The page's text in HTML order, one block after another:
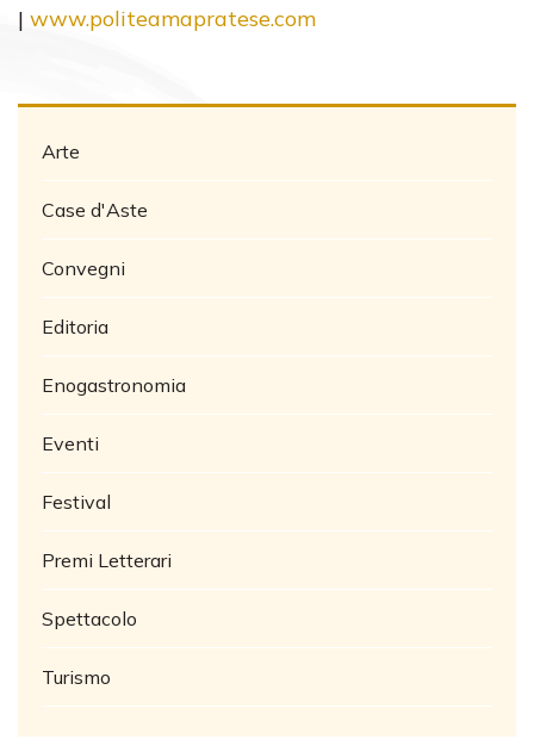
| www.politeamapratese.com
Arte
Case d'Aste
Convegni
Editoria
Enogastronomia
Eventi
Festival
Premi Letterari
Spettacolo
Turismo